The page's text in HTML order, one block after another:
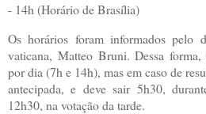
- 14h (Horário de Brasília)
Os horários foram informados pelo
vaticana, Matteo Bruni. Dessa forma,
por dia (7h e 14h), mas em caso de
antecipada, e deve sair 5h30,
12h30, na votação da tarde.